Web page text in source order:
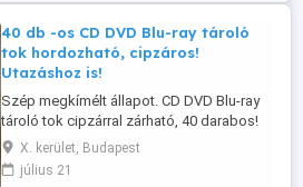
40 db -os CD DVD Blu-ray tároló
tok hordozható, cipzáros!
Utazáshoz is!
Szép megkímélt állapot. CD DVD Blu-ray
tároló tok cipzárral zárható, 40 darabos!
Utazashoz vagy otthonra is ideális tároló!
X. kerület, Budapest
július 21